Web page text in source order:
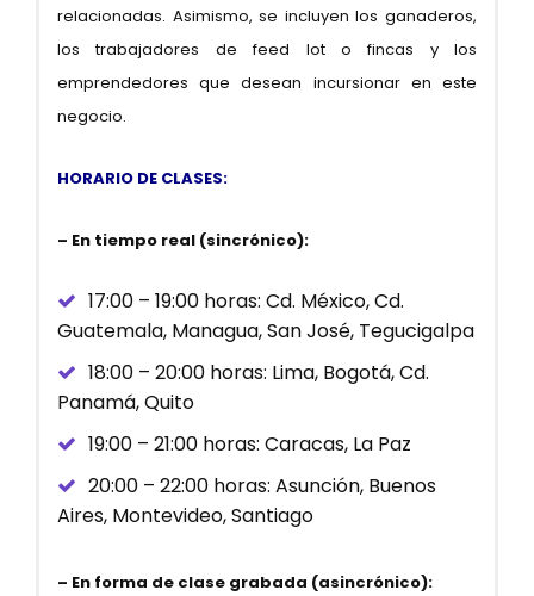
relacionadas. Asimismo, se incluyen los ganaderos,
los trabajadores de feed lot o fincas y los
emprendedores que desean incursionar en este
negocio.
HORARIO DE CLASES:
– En tiempo real (sincrónico):
17:00 – 19:00 horas: Cd. México, Cd.
Guatemala, Managua, San José, Tegucigalpa
18:00 – 20:00 horas: Lima, Bogotá, Cd.
Panamá, Quito
19:00 – 21:00 horas: Caracas, La Paz
20:00 – 22:00 horas: Asunción, Buenos
Aires, Montevideo, Santiago
– En forma de clase grabada (asincrónico):